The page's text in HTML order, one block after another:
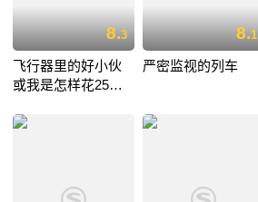
8.3
飞行器里的好小伙
或我是怎样花25小
巴黎
8.1
严密监视的列车